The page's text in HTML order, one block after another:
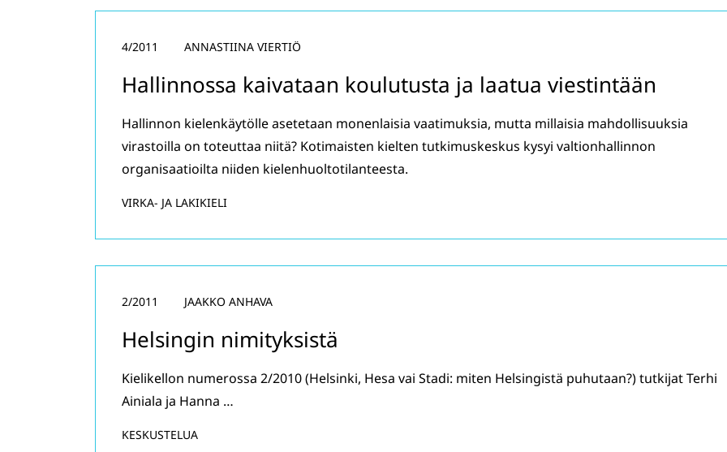
Hallinnossa kaivataan koulutusta ja laatua viestintään
4/2011 ANNASTIINA VIERTIÖ
Hallinnon kielenkäytölle asetetaan monenlaisia vaatimuksia, mutta millaisia mahdollisuuksia
virastoilla on toteuttaa niitä? Kotimaisten kielten tutkimuskeskus kysyi valtionhallinnon
organisaatioilta niiden kielenhuoltotilanteesta.
VIRKA- JA LAKIKIELI
Helsingin nimityksistä
2/2011 JAAKKO ANHAVA
Kielikellon numerossa 2/2010 (Helsinki, Hesa vai Stadi: miten Helsingistä puhutaan?) tutkijat Terhi
Ainiala ja Hanna …
KESKUSTELUA